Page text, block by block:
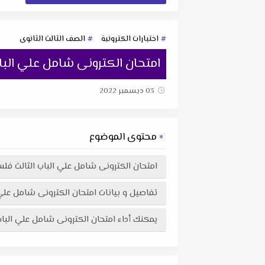
اختبارات الكترونية الصف الثالث الثانوى
امتحان الكترونى شامل علي
03 ديسمبر 2022
محتوى الموضوع
امتحان الكترونى شامل علي الباب الثالث
تفاصيل و بيانات امتحان الكترونى شامل
يمكنك أداء امتحان الكترونى شامل علي